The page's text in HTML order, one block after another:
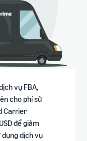
vụ FBA,
cho phí sử
Carrier
để giảm
dịch vụ